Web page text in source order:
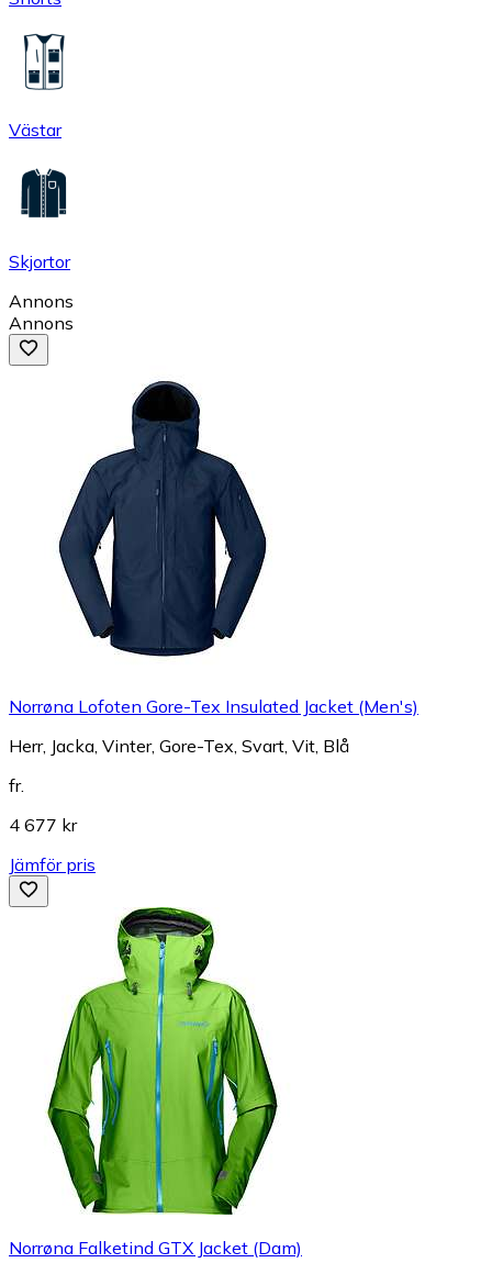
Västar
Skjortor
Annons
Annons
Norrøna Lofoten Gore-Tex Insulated Jacket (Men's)
Herr, Jacka, Vinter, Gore-Tex, Svart, Vit, Blå
fr.
4 677 kr
Jämför pris
Norrøna Falketind GTX Jacket (Dam)